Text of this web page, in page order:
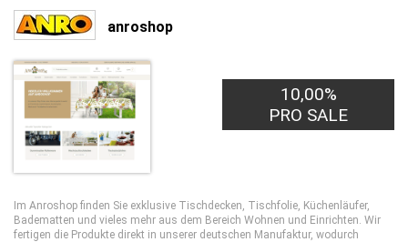
anroshop
10,00%
PRO SALE
Im Anroshop finden Sie exklusive Tischdecken, Tischfolie, Küchenläufer,
Badematten und vieles mehr aus dem Bereich Wohnen und Einrichten. Wir
fertigen die Produkte direkt in unserer deutschen Manufaktur, wodurch